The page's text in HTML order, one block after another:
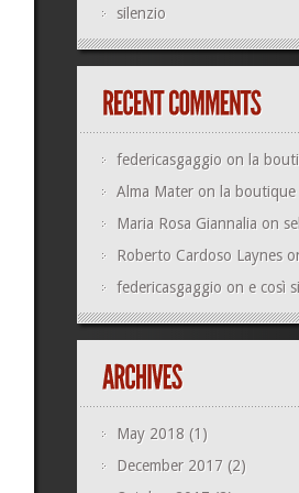
silenzio
federicasgaggioon la
Alma Materon la boutique
Maria Rosa Giannalia on
Roberto Cardoso Laynes
federicasgaggioon e così
May 2018(1)
December 2017(2)